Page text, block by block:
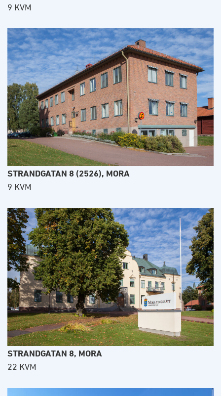
9 KVM
STRANDGATAN 8 (2526), MORA
9 KVM
STRANDGATAN 8, MORA
22 KVM